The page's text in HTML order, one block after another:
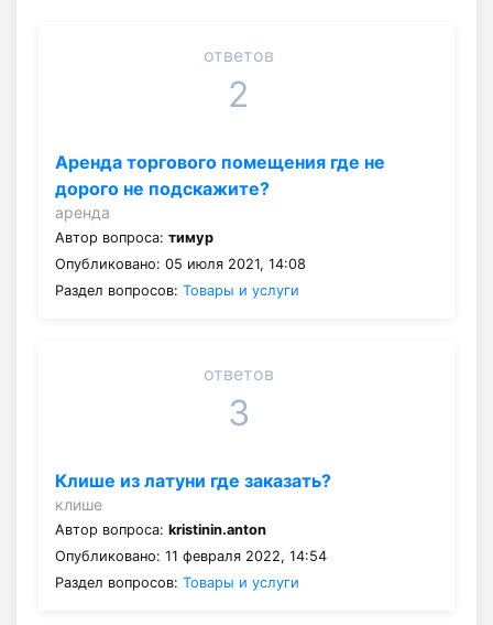
ответов
2
Аренда торгового помещения где не
дорого не подскажите?
аренда
Автор вопроса: тимур
Опубликовано: 05 июля 2021, 14:08
Раздел вопросов: Товары и услуги
ответов
3
Клише из латуни где заказать?
клише
Автор вопроса: kristinin.anton
Опубликовано: 11 февраля 2022, 14:54
Раздел вопросов: Товары и услуги